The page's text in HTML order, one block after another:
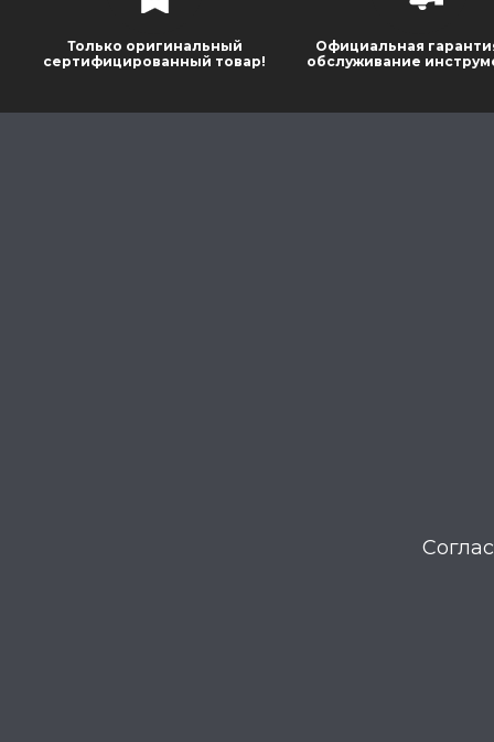
Только оригинальный
сертифицированный товар!
Официальная
обслуживание